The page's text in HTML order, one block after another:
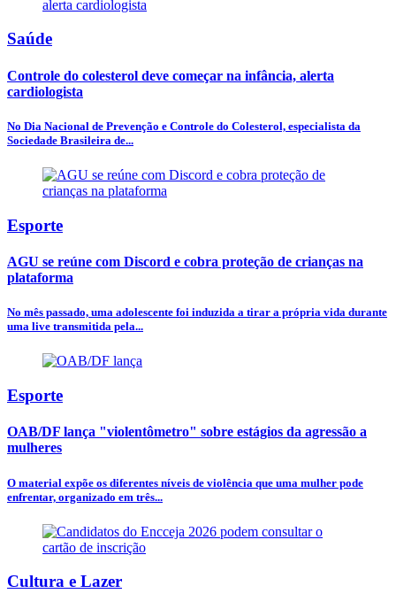
Saúde
Controle do colesterol deve começar na infância, alerta
cardiologista
No Dia Nacional de Prevenção e Controle do Colesterol, especialista da
Sociedade Brasileira de...
Esporte
AGU se reúne com Discord e cobra proteção de crianças na
plataforma
No mês passado, uma adolescente foi induzida a tirar a própria vida durante
uma live transmitida pela...
Esporte
OAB/DF lança "violentômetro" sobre estágios da agressão a
mulheres
O material expõe os diferentes níveis de violência que uma mulher pode
enfrentar, organizado em três...
Cultura e Lazer